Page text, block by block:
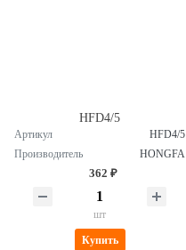
HFD4/5
Артикул
HFD4/5
Производитель
HONGFA
362 ₽
шт
Купить